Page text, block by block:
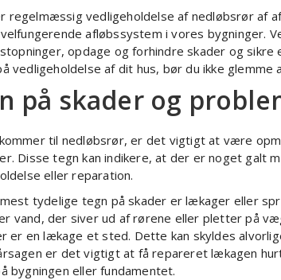
regelmæssig vedligeholdelse af nedløbsrør af
afløbssystem i vores bygninger.
opdage og forhindre skader og sikre
vedligeholdelse af dit hus, bør du ikke glemme
på skader og
til nedløbsrør, er det vigtigt at være
Disse tegn kan indikere, at der er noget galt
eller reparation.
tydelige tegn på skader er lækager eller
vand, der siver ud af rørene eller pletter på
er en lækage et sted. Dette kan skyldes
er det vigtigt at få repareret lækagen
bygningen eller fundamentet.